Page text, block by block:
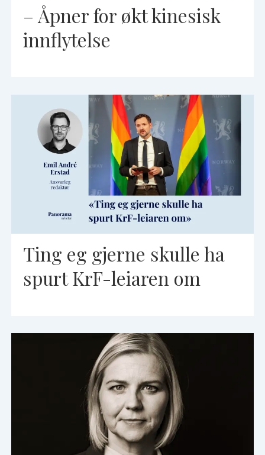
– Åpner for økt kinesisk
innflytelse
Ting eg gjerne skulle ha
spurt KrF-leiaren om